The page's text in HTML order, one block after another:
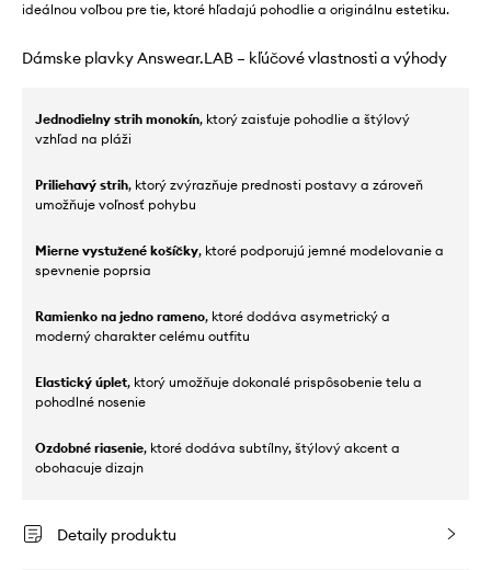
ideálnou voľbou pre tie, ktoré hľadajú pohodlie a originálnu estetiku.
Dámske plavky Answear.LAB – kľúčové vlastnosti a výhody
Jednodielny strih monokín, ktorý zaisťuje pohodlie a štýlový
vzhľad na pláži
Priliehavý strih, ktorý zvýrazňuje prednosti postavy a zároveň
umožňuje voľnosť pohybu
Mierne vystužené košíčky, ktoré podporujú jemné modelovanie a
spevnenie poprsia
Ramienko na jedno rameno, ktoré dodáva asymetrický a
moderný charakter celému outfitu
Elastický úplet, ktorý umožňuje dokonalé prispôsobenie telu a
pohodlné nosenie
Ozdobné riasenie, ktoré dodáva subtílny, štýlový akcent a
obohacuje dizajn
Detaily produktu